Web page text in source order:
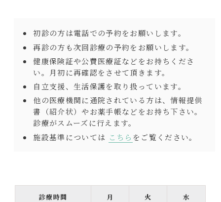
初診の方は電話での予約をお願いします。
再診の方も次回診療の予約をお願いします。
健康保険証や公費医療証などをお持ちくださ
い。月初に再確認をさせて頂きます。
自立支援、生活保護を取り扱っています。
他の医療機関に通院されている方は、情報提供
書（紹介状）やお薬手帳などをお持ち下さい。
診療がスムーズに行えます。
施設基準については こちら をご覧ください。
診療時間 月 火 水